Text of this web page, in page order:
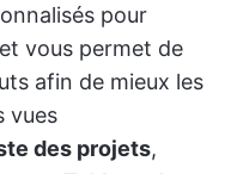
pour
et vous permet de
afin de mieux les
vues
des projets,